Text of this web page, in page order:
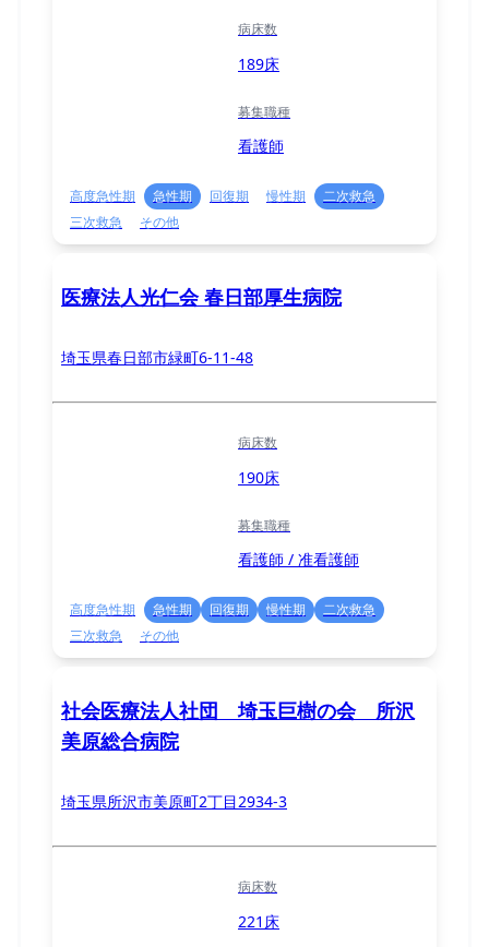
病床数
189床
募集職種
看護師
高度急性期 急性期 回復期 慢性期
二次救急
三次救急
その他
医療法人光仁会 春日部厚生病院
埼玉県春日部市緑町6-11-48
病床数
190床
募集職種
看護師 / 准看護師
高度急性期 急性期 回復期 慢性期
二次救急
三次救急
その他
社会医療法人社団 埼玉巨樹の会 所沢
美原総合病院
埼玉県所沢市美原町2丁目2934-3
病床数
221床